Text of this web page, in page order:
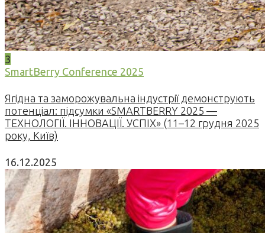
3
SmartBerry Conference 2025
Ягідна та заморожувальна індустрії демонструють
потенціал: підсумки «SMARTBERRY 2025 —
ТЕХНОЛОГІЇ. ІННОВАЦІЇ. УСПІХ» (11–12 грудня 2025
року, Київ)
16.12.2025